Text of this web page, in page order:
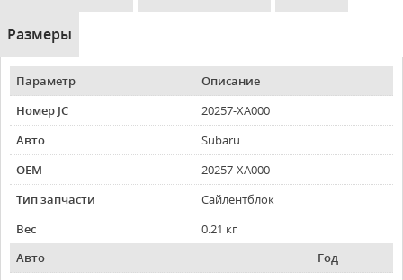
Размеры
Параметр
Описание
Номер JC
20257-XA000
Авто
Subaru
OEM
20257-XA000
Тип запчасти
Сайлентблок
Вес
0.21 кг
Авто
Год